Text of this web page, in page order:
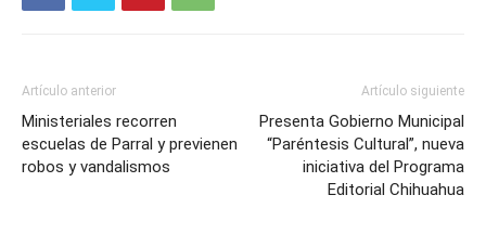
Artículo anterior
Ministeriales recorren
escuelas de Parral y previenen
robos y vandalismos
Artículo siguiente
Presenta Gobierno Municipal
“Paréntesis Cultural”, nueva
iniciativa del Programa
Editorial Chihuahua